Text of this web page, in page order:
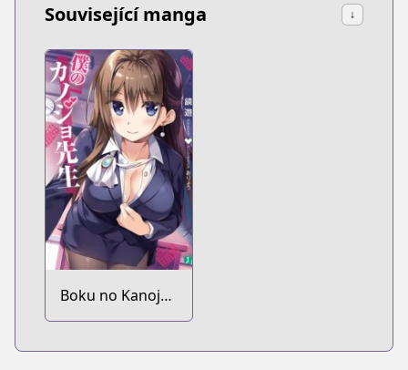
Související manga ↓
Boku no Kanojo-
sensei